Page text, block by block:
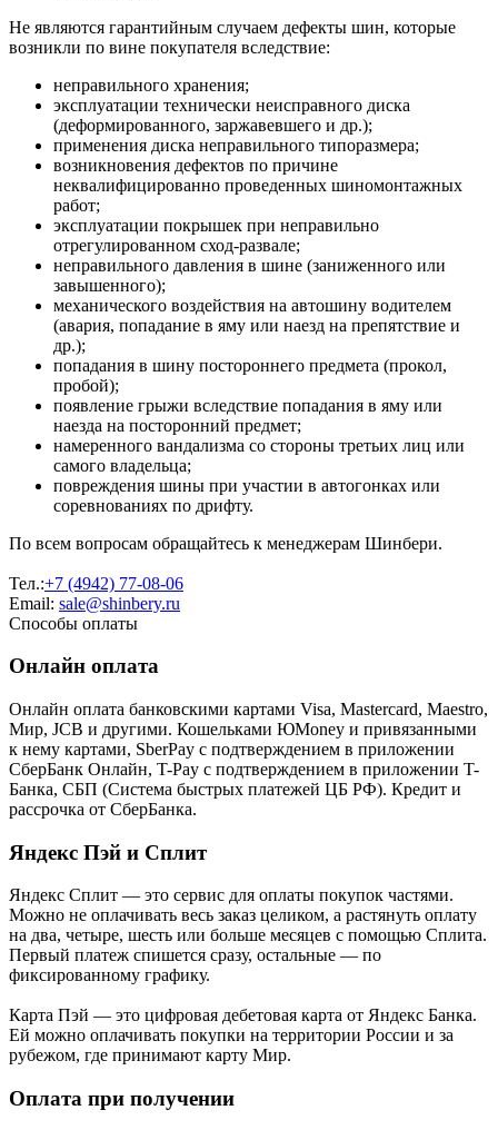
Не являются гарантийным случаем дефекты шин, которые
возникли по вине покупателя вследствие:
неправильного хранения;
эксплуатации технически неисправного диска
(деформированного, заржавевшего и др.);
применения диска неправильного типоразмера;
возникновения дефектов по причине
неквалифицированно проведенных шиномонтажных
работ;
эксплуатации покрышек при неправильно
отрегулированном сход-развале;
неправильного давления в шине (заниженного или
завышенного);
механического воздействия на автошину водителем
(авария, попадание в яму или наезд на препятствие и
др.);
попадания в шину постороннего предмета (прокол,
пробой);
появление грыжи вследствие попадания в яму или
наезда на посторонний предмет;
намеренного вандализма со стороны третьих лиц или
самого владельца;
повреждения шины при участии в автогонках или
соревнованиях по дрифту.
По всем вопросам обращайтесь к менеджерам Шинбери.
Тел.:+7 (4942) 77-08-06
Email: sale@shinbery.ru
Способы оплаты
Онлайн оплата
Онлайн оплата банковскими картами Visa, Mastercard, Maestro,
Мир, JCB и другими. Кошельками ЮMoney и привязанными
к нему картами, SberPay с подтверждением в приложении
СберБанк Онлайн, T-Pay с подтверждением в приложении T-
Банка, СБП (Система быстрых платежей ЦБ РФ). Кредит и
рассрочка от СберБанка.
Яндекс Пэй и Сплит
Яндекс Cплит — это сервис для оплаты покупок частями.
Можно не оплачивать весь заказ целиком, а растянуть оплату
на два, четыре, шесть или больше месяцев с помощью Сплита.
Первый платеж спишется сразу, остальные — по
фиксированному графику.
Карта Пэй — это цифровая дебетовая карта от Яндекс Банка.
Ей можно оплачивать покупки на территории России и за
рубежом, где принимают карту Мир.
Оплата при получении